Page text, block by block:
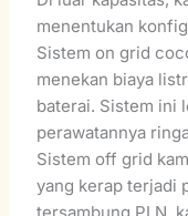
menentukan
Sistem on grid
menekan biaya
baterai. Sistem ini
perawatannya
Sistem off grid
yang kerap terjadi
tersambung PLN,